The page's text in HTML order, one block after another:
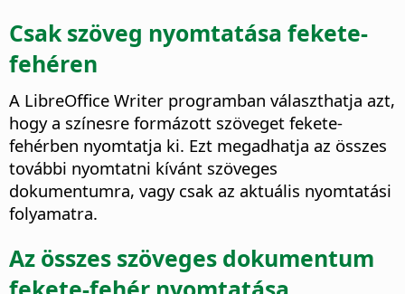
Csak szöveg nyomtatása fekete-
fehéren
A LibreOffice Writer programban választhatja azt,
hogy a színesre formázott szöveget fekete-
fehérben nyomtatja ki. Ezt megadhatja az összes
további nyomtatni kívánt szöveges
dokumentumra, vagy csak az aktuális nyomtatási
folyamatra.
Az összes szöveges dokumentum